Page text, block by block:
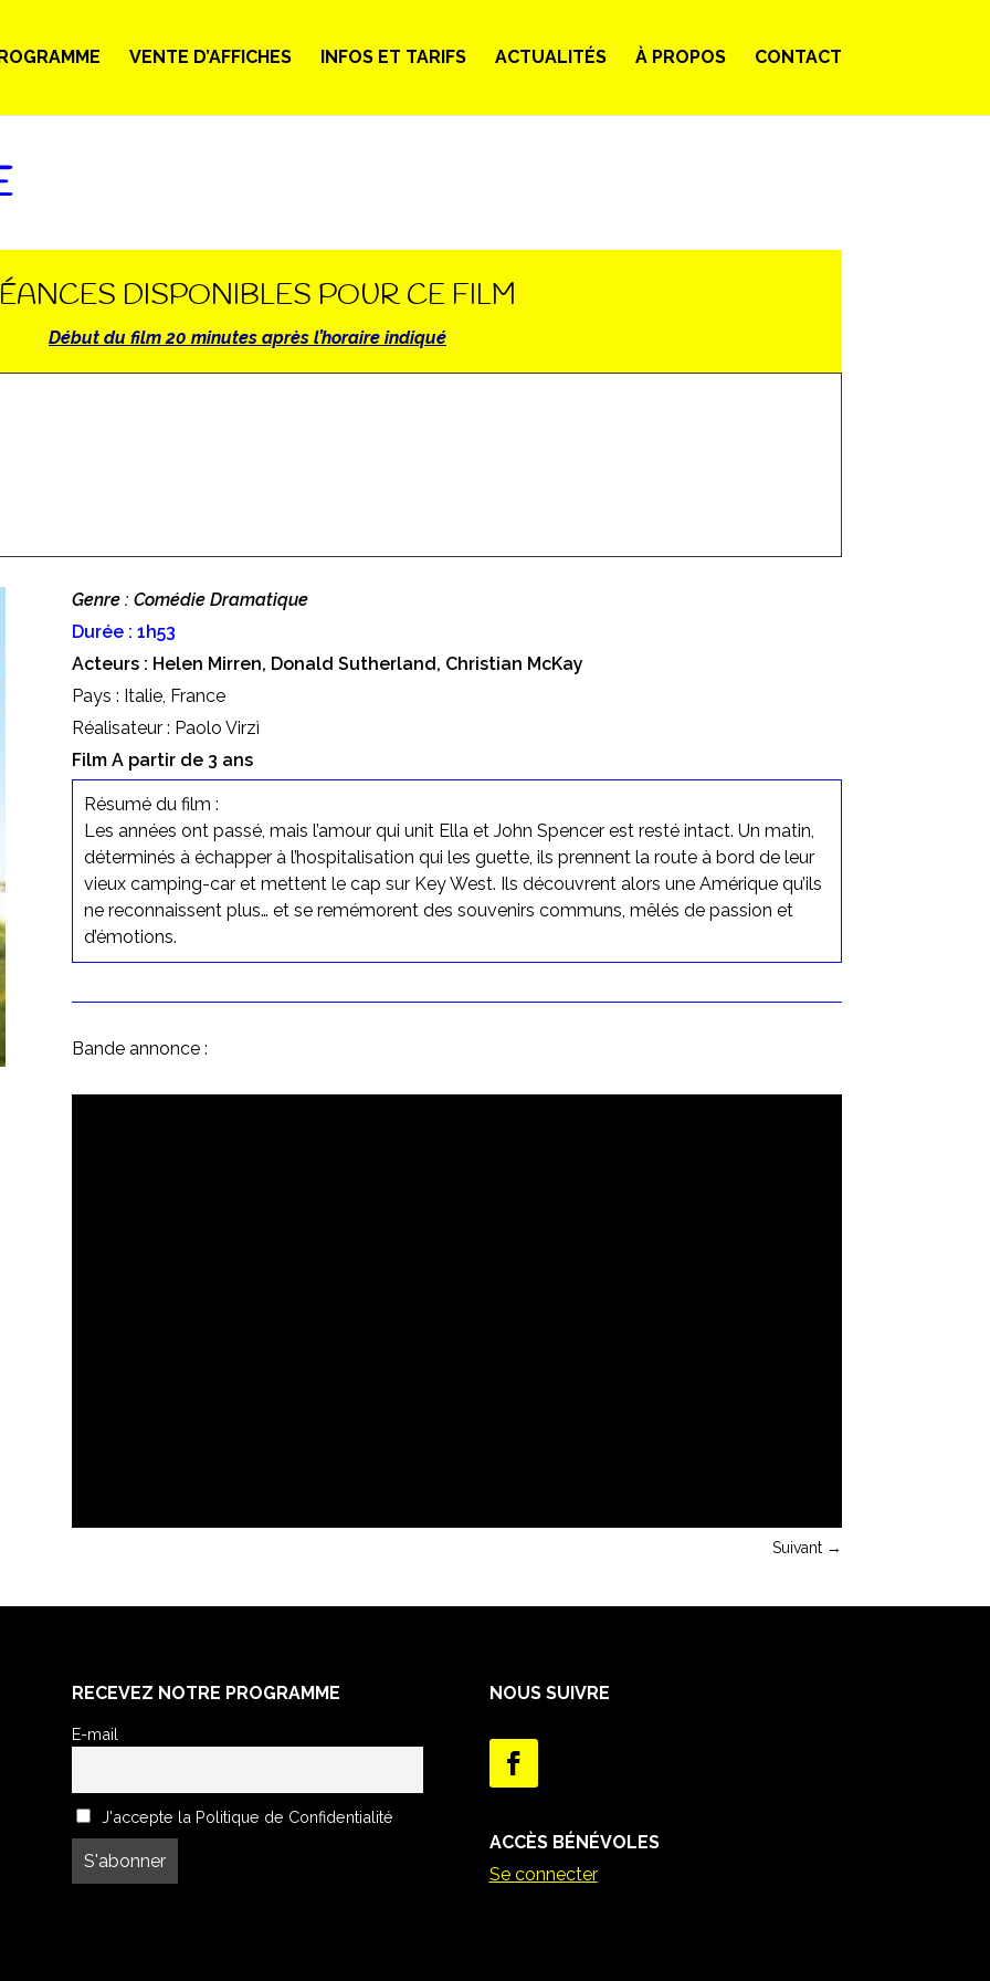
VENTE D’AFFICHES INFOS ET TARIFS ACTUALITÉS À PROPOS CONTACT
DISPONIBLES POUR CE FILM
Début du film 20 minutes après l’horaire indiqué
Genre : Comédie Dramatique
Durée : 1h53
Acteurs : Helen Mirren, Donald Sutherland, Christian McKay
Pays : Italie, France
Réalisateur : Paolo Virzì
Film A partir de 3 ans
Résumé du film :
Les années ont passé, mais l’amour qui unit Ella et John Spencer est resté intact. Un matin,
déterminés à échapper à l’hospitalisation qui les guette, ils prennent la route à bord de leur
vieux camping-car et mettent le cap sur Key West. Ils découvrent alors une Amérique qu’ils
ne reconnaissent plus… et se remémorent des souvenirs communs, mêlés de passion et
d’émotions.
Bande annonce :
Suivant→
RECEVEZ NOTRE PROGRAMME
E-mail
J'accepte la Politique de Confidentialité
NOUS SUIVRE
ACCÈS BÉNÉVOLES
Se connecter